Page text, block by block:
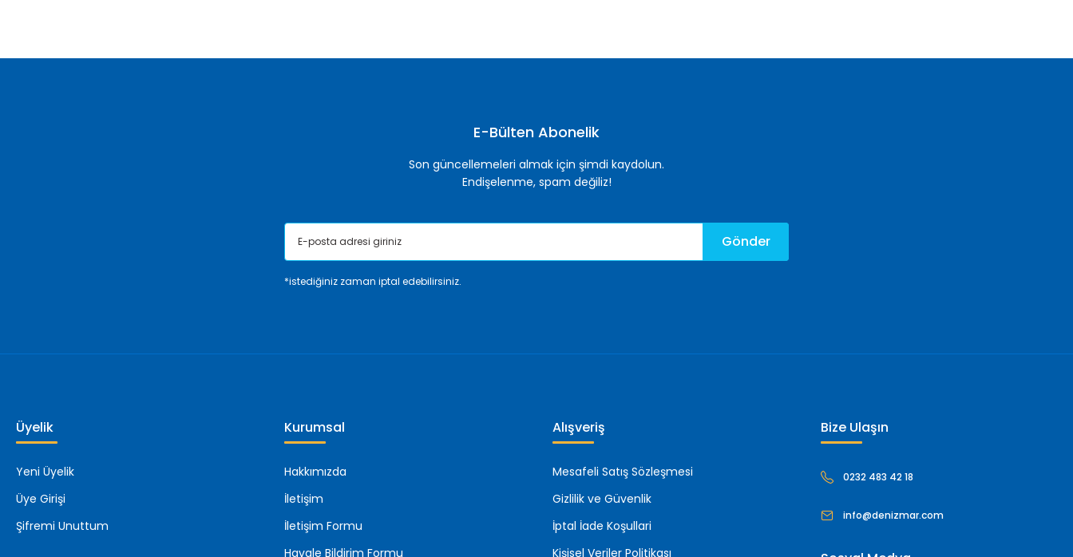
E-Bülten Abonelik
Son güncellemeleri almak için şimdi kaydolun.
Endişelenme, spam değiliz!
Gönder
*istediğiniz zaman iptal edebilirsiniz.
Üyelik
Yeni Üyelik
Üye Girişi
Şifremi Unuttum
Kurumsal
Hakkımızda
İletişim
İletişim Formu
Havale Bildirim Formu
Alışveriş
Mesafeli Satış Sözleşmesi
Gizlilik ve Güvenlik
İptal İade Koşullari
Kişisel Veriler Politikası
Bize Ulaşın
0232 483 42 18
info@denizmar.com